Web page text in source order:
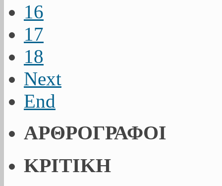
16
17
18
Next
End
ΑΡΘΡΟΓΡΑΦΟΙ
ΚΡΙΤΙΚΗ